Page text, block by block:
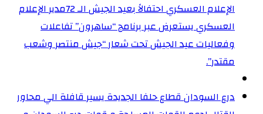
الإعلام العسكري احتفالاً بعيد الجيش الـ 72‏مدير الإعلام
العسكري يستعرض عبر برنامج “ساهرون” تفاعلات
وفعاليات عيد الجيش تحت شعار “جيش منتصر وشعب
مقتدر”.
درع السودان قطاع حلفا الجديدة يسير قافلة الي محاور